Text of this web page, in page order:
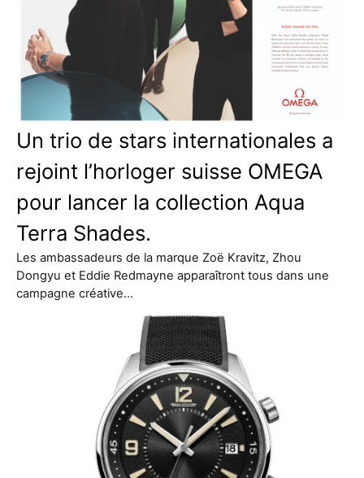
Un trio de stars internationales a
rejoint l’horloger suisse OMEGA
pour lancer la collection Aqua
Terra Shades.
Les ambassadeurs de la marque Zoë Kravitz, Zhou
Dongyu et Eddie Redmayne apparaîtront tous dans une
campagne créative…